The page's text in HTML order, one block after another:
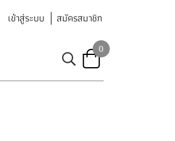
เข้าสู่ระบบ สมัครสมาชิก
0